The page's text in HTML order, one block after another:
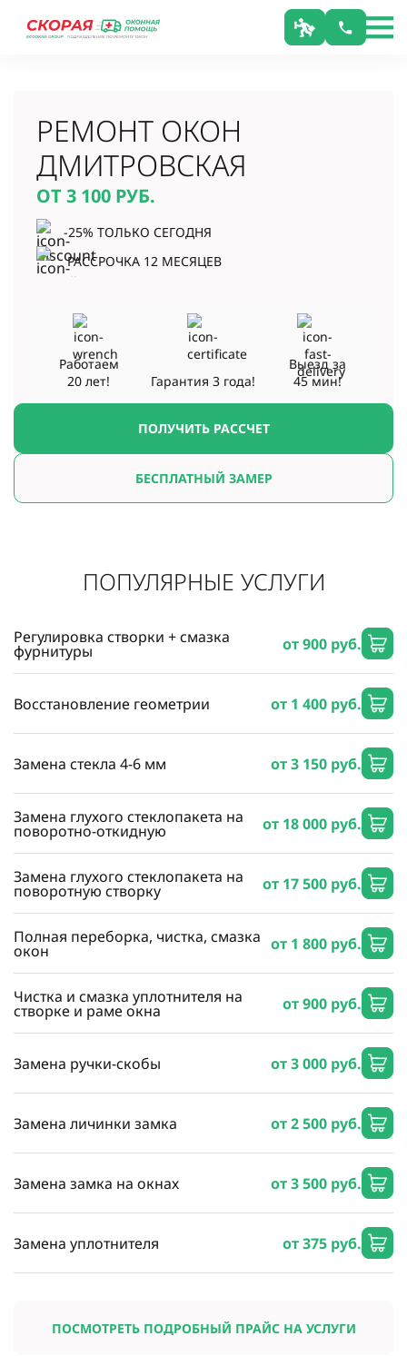
РЕМОНТ ОКОН
ДМИТРОВСКАЯ
ОТ 3 100 РУБ.
-25% ТОЛЬКО СЕГОДНЯ
РАССРОЧКА 12 МЕСЯЦЕВ
ПОЛУЧИТЬ РАССЧЕТ
БЕСПЛАТНЫЙ ЗАМЕР
Работаем
20 лет!
Гарантия3 года!
Выезд за
45 мин!
ПОПУЛЯРНЫЕ УСЛУГИ
Регулировка створки + смазка
фурнитуры от 900 руб.
Восстановление геометрии от 1 400 руб.
Замена стекла 4-6 мм от 3 150 руб.
Замена глухого стеклопакета на
поворотно-откидную от 18 000 руб.
Замена глухого стеклопакета на
поворотную створку от 17 500 руб.
Полная переборка, чистка, смазка
окон от 1 800 руб.
Чистка и смазка уплотнителя на
створке и раме окна от 900 руб.
Замена ручки-скобы от 3 000 руб.
Замена личинки замка от 2 500 руб.
Замена замка на окнах от 3 500 руб.
Замена уплотнителя от 375 руб.
ПОСМОТРЕТЬ ПОДРОБНЫЙ ПРАЙС НА УСЛУГИ